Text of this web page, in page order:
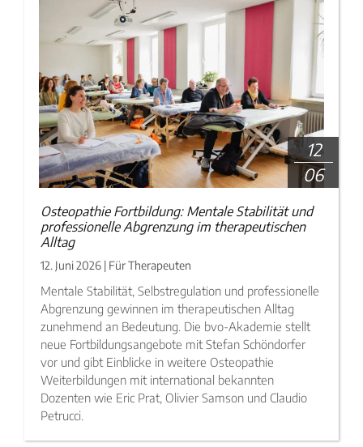
12
06
Osteopathie Fortbildung: Mentale Stabilität und
professionelle Abgrenzung im therapeutischen
Alltag
12. Juni 2026 | Für Therapeuten
Mentale Stabilität, Selbstregulation und professionelle
Abgrenzung gewinnen im therapeutischen Alltag
zunehmend an Bedeutung. Die bvo-Akademie stellt
neue Fortbildungsangebote mit Stefan Schöndorfer
vor und gibt Einblicke in weitere Osteopathie
Weiterbildungen mit international bekannten
Dozenten wie Eric Prat, Olivier Samson und Claudio
Petrucci.
Schulen
Krankenkassen
Neuigkeiten
Kleinanzeigen
Veranstaltungen
Inhaltsseiten